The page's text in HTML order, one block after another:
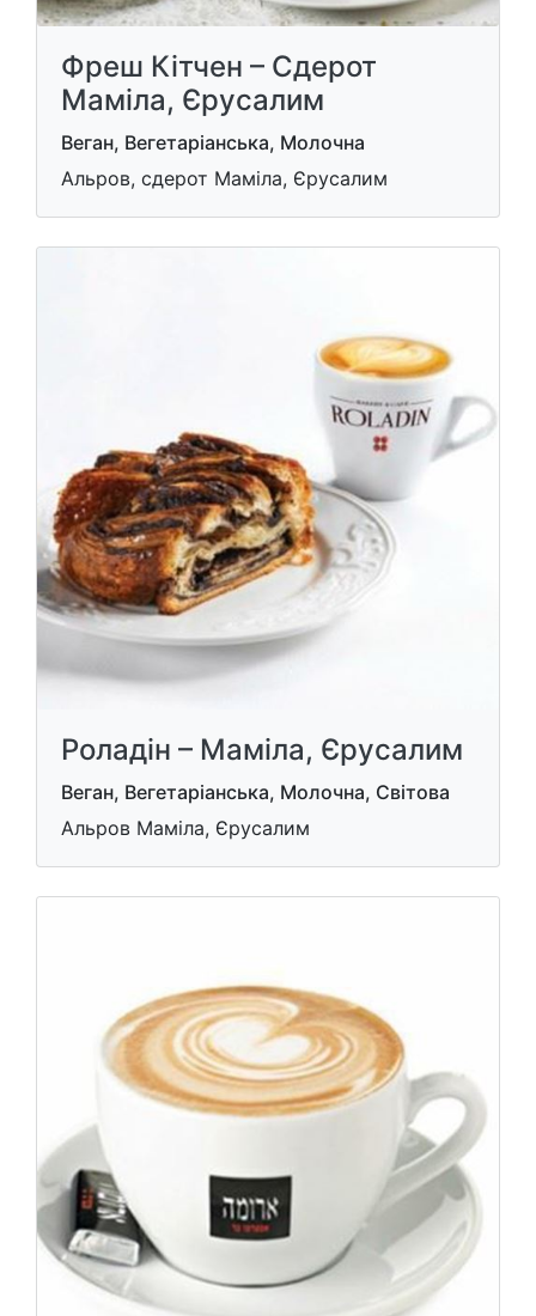
Фреш Кітчен – Сдерот
Маміла, Єрусалим
Веган, Вегетаріанська, Молочна
Альров, сдерот Маміла, Єрусалим
Роладін – Маміла, Єрусалим
Веган, Вегетаріанська, Молочна, Світова
Альров Маміла, Єрусалим